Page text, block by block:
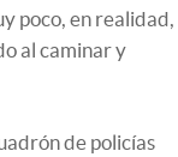
poco, en realidad,
al caminar y
de policías